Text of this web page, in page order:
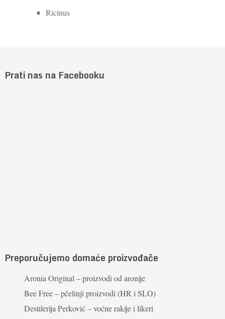
Ricinus
Prati nas na Facebooku
Preporučujemo domaće proizvođače
Aronia Original – proizvodi od aronije
Bee Free – pčelinji proizvodi (HR i SLO)
Destilerija Perković – voćne rakije i likeri